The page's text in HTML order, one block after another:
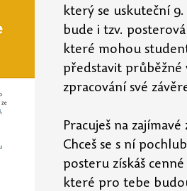
který se uskuteční
bude i tzv.
které mohou
představit průběžné
zpracování své
Pracuješ na zajímavé
Chceš se s ní
posteru získáš
které pro tebe